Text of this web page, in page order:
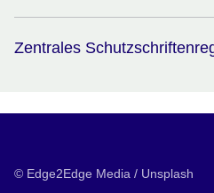
Zentrales
© Edge2Edge Media / Unsplash